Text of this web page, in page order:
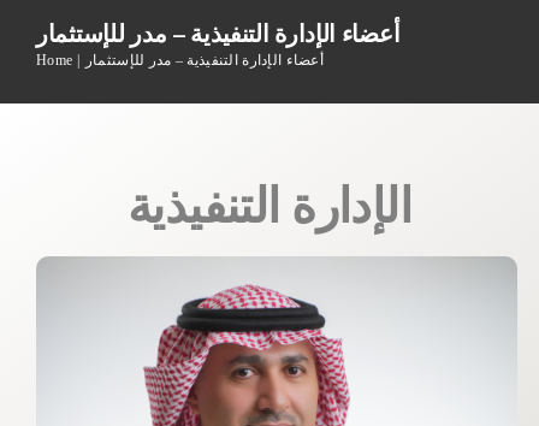
أعضاء الإدارة التنفيذية – مدر للإستثمار
Home أعضاء الإدارة التنفيذية – مدر للإستثمار
الإدارة التنفيذية